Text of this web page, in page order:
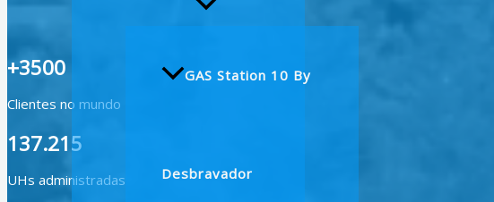
GAS Station 10 By
Desbravador
+3500
Clientes no mundo
137.215
UHs administradas